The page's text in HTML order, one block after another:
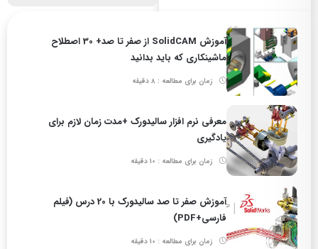
آموزش SolidCAM از صفر تا صد+ 30 اصطلاح
ماشینکاری که باید بدانید
زمان برای مطالعه : 8 دقیقه
معرفی نرم افزار سالیدورک +مدت زمان لازم برای
یادگیری
زمان برای مطالعه : 10 دقیقه
آموزش صفر تا صد سالیدورک با 20 درس (فیلم
فارسی+PDF)
زمان برای مطالعه : 10 دقیقه